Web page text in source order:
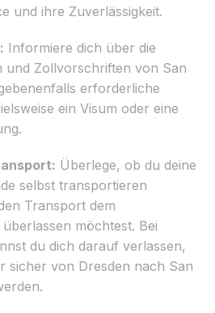
und ihre Zuverlässigkeit.
Informiere dich über die
und Zollvorschriften von San
erforderliche
ein Visum oder eine
Überlege, ob du deine
selbst transportieren
Transport dem
möchtest. Bei
du dich darauf verlassen,
sicher von Dresden nach San